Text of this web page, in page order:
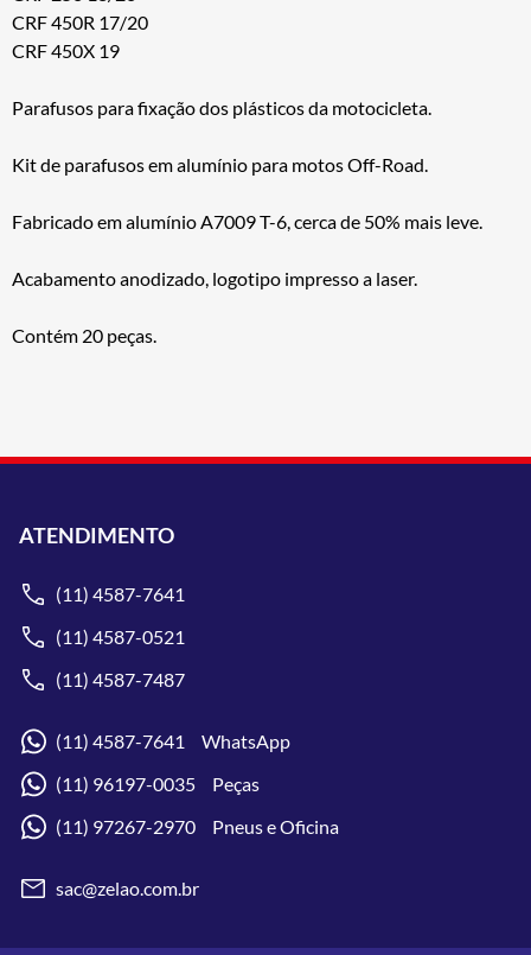
CRF 450R 17/20
CRF 450X 19
Parafusos para fixação dos plásticos da motocicleta.
Kit de parafusos em alumínio para motos Off-Road.
Fabricado em alumínio A7009 T-6, cerca de 50% mais leve.
Acabamento anodizado, logotipo impresso a laser.
Contém 20 peças.
ATENDIMENTO
(11) 4587-7641
(11) 4587-0521
(11) 4587-7487
(11) 4587-7641 WhatsApp
(11) 96197-0035 Peças
(11) 97267-2970 Pneus e Oficina
sac@zelao.com.br